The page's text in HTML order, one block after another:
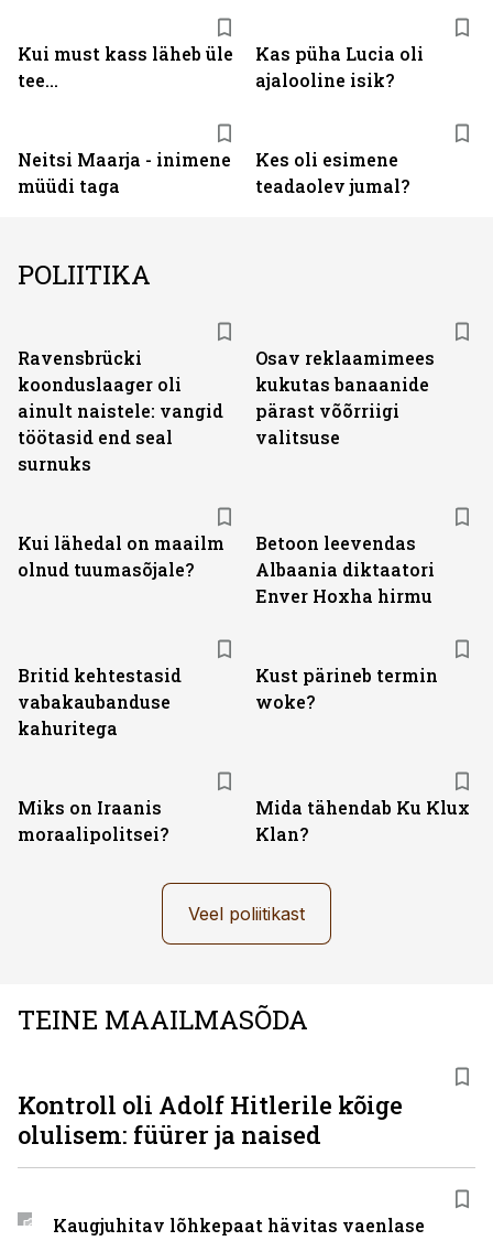
Kui must kass läheb üle
tee...
Kas püha Lucia oli
ajalooline isik?
Neitsi Maarja - inimene
müüdi taga
Kes oli esimene
teadaolev jumal?
POLIITIKA
Ravensbrücki
koonduslaager oli
ainult naistele: vangid
töötasid end seal
surnuks
Osav reklaamimees
kukutas banaanide
pärast võõrriigi
valitsuse
Kui lähedal on maailm
olnud tuumasõjale?
Betoon leevendas
Albaania diktaatori
Enver Hoxha hirmu
Britid kehtestasid
vabakaubanduse
kahuritega
Kust pärineb termin
woke?
Miks on Iraanis
moraalipolitsei?
Mida tähendab Ku Klux
Klan?
Veel poliitikast
TEINE MAAILMASÕDA
Kontroll oli Adolf Hitlerile kõige
olulisem: füürer ja naised
Kaugjuhitav lõhkepaat hävitas vaenlase